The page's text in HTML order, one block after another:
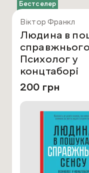
Бестселер
Віктор Франкл
Людина в
Психолог у
концтаборі
200 грн